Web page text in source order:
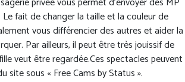
fait de changer la taille et la couleur de
vous différencier des autres et aider la
Par ailleurs, il peut être très jouissif de
veut être regardée.Ces spectacles peuvent
site sous « Free Cams by Status ».